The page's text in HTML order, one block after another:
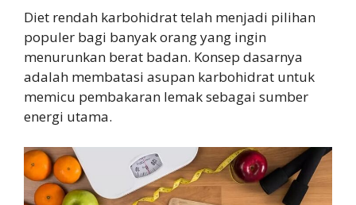
Diet rendah karbohidrat telah menjadi pilihan
populer bagi banyak orang yang ingin
menurunkan berat badan. Konsep dasarnya
adalah membatasi asupan karbohidrat untuk
memicu pembakaran lemak sebagai sumber
energi utama.